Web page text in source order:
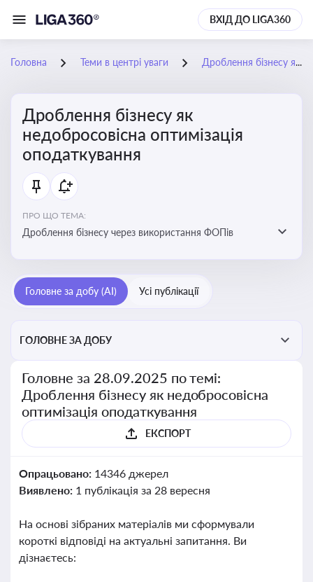
ВХІД ДО LIGA360
Головна Теми в центрі уваги Дроблення бізнесу як недобросовісна оптимізація оподаткування
Дроблення бізнесу як
недобросовісна оптимізація
оподаткування
ПРО ЩО ТЕМА:
Дроблення бізнесу через використання ФОПів
Головне за добу (AI) Усі публікації
ГОЛОВНЕ ЗА ДОБУ
Головне за 28.09.2025 по темі:
Дроблення бізнесу як недобросовісна
оптимізація оподаткування
ЕКСПОРТ
Опрацьовано: 14346 джерел
Виявлено: 1 публікація за 28 вересня
На основі зібраних матеріалів ми сформували
короткі відповіді на актуальні запитання. Ви
дізнаєтесь: